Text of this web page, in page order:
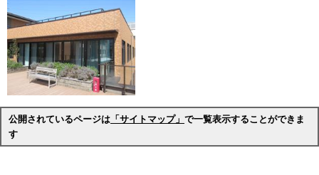
公開されているページは 「サイトマップ」 で一覧表示することができま
す